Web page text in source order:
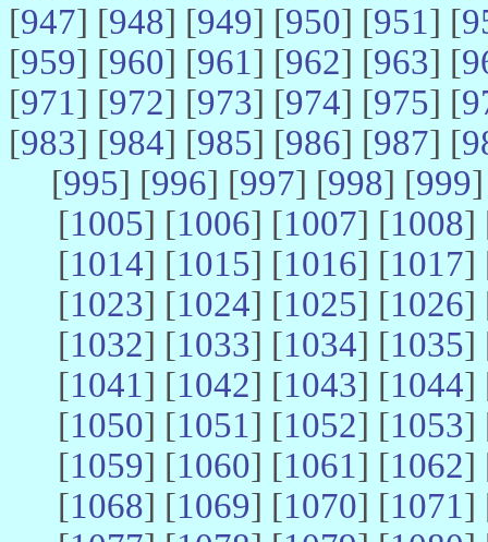
[947] [948] [949] [950] [951] [
[959] [960] [961] [962] [963] [
[971] [972] [973] [974] [975] [
[983] [984] [985] [986] [987] [
[995] [996] [997] [998] [999
[1005] [1006] [1007] [1008]
[1014] [1015] [1016] [1017]
[1023] [1024] [1025] [1026]
[1032] [1033] [1034] [1035]
[1041] [1042] [1043] [1044]
[1050] [1051] [1052] [1053]
[1059] [1060] [1061] [1062]
[1068] [1069] [1070] [1071]